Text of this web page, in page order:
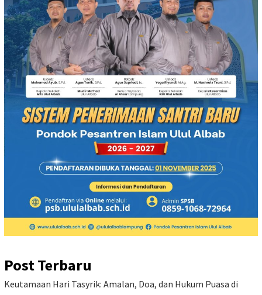
Post Terbaru
Keutamaan Hari Tasyrik: Amalan, Doa, dan Hukum Puasa di